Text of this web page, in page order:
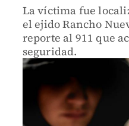
La víctima fue
el ejido Rancho
reporte al 911 que
seguridad.